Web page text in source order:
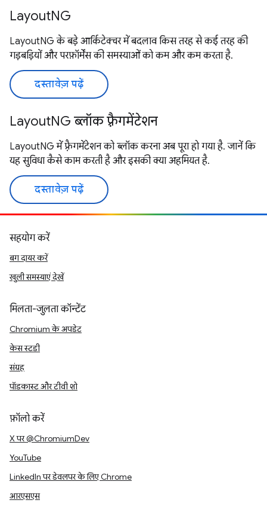
LayoutNG
LayoutNG के बड़े आर्किटेक्चर में बदलाव किस तरह से कई तरह की
गड़बड़ियों और परफ़ॉर्मेंस की समस्याओं को कम और कम करता है.
दस्तावेज़ पढ़ें
LayoutNG ब्लॉक फ़्रैगमेंटेशन
LayoutNG में फ़्रैगमेंटेशन को ब्लॉक करना अब पूरा हो गया है. जानें कि
यह सुविधा कैसे काम करती है और इसकी क्या अहमियत है.
दस्तावेज़ पढ़ें
सहयोग करें
बग दायर करें
खुली समस्याएं देखें
मिलता-जुलता कॉन्टेंट
Chromium के अपडेट
केस स्टडी
संग्रह
पॉडकास्ट और टीवी शो
फ़ॉलो करें
X पर @ChromiumDev
YouTube
LinkedIn पर डेवलपर के लिए Chrome
आरएसएस